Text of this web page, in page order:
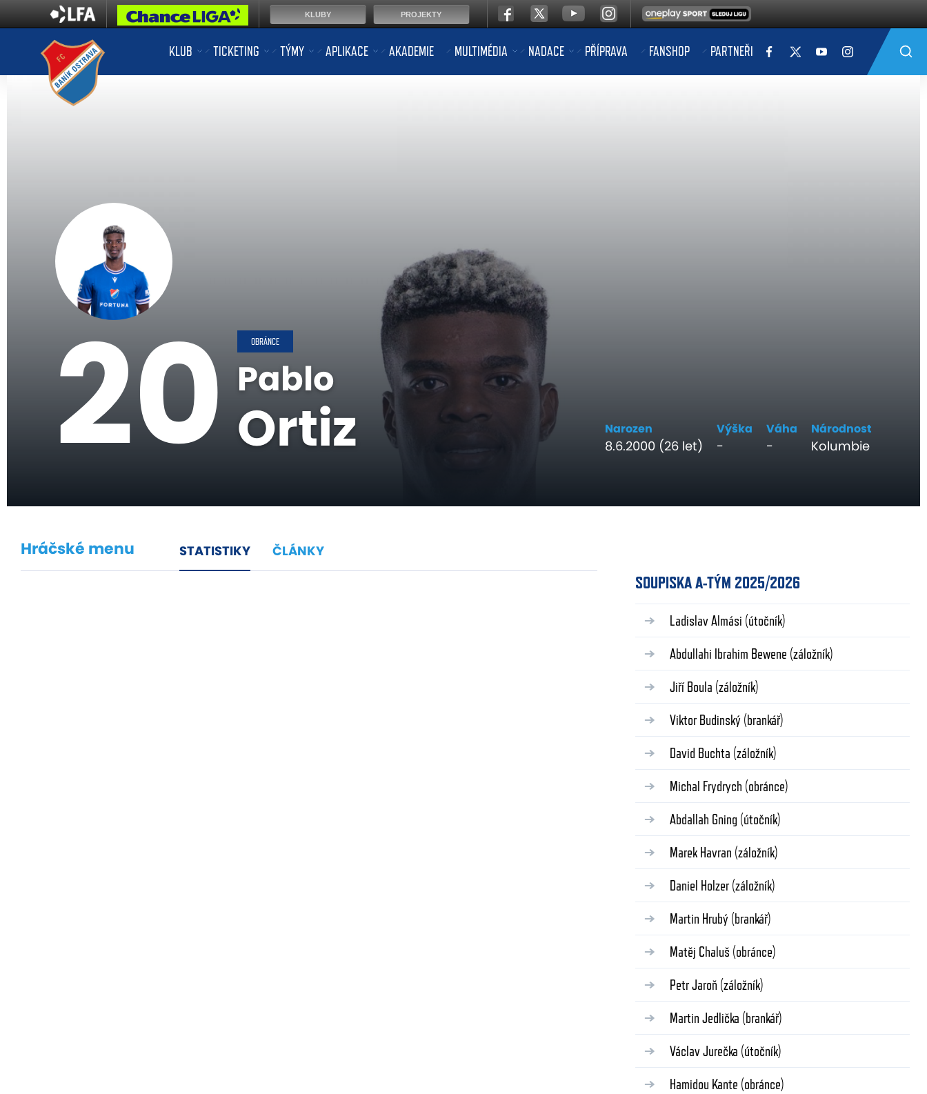
KLUB TICKETING TÝMY APLIKACE AKADEMIE MULTIMÉDIA NADACE PŘÍPRAVA FANSHOP PARTNEŘI
20 OBRÁNCE
Pablo
Ortiz Narozen
8.6.2000 (26 let)
Výška
-
Váha
-
Národnost
Kolumbie
Hráčské menu STATISTIKY ČLÁNKY
SOUPISKA A-TÝM 2025/2026
Ladislav Almási (útočník)
Abdullahi Ibrahim Bewene (záložník)
Jiří Boula (záložník)
Viktor Budinský (brankář)
David Buchta (záložník)
Michal Frydrych (obránce)
Abdallah Gning (útočník)
Marek Havran (záložník)
Daniel Holzer (záložník)
Martin Hrubý (brankář)
Matěj Chaluš (obránce)
Petr Jaroň (záložník)
Martin Jedlička (brankář)
Václav Jurečka (útočník)
Hamidou Kante (obránce)
KLUBY PROJEKTY